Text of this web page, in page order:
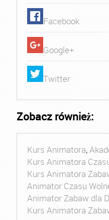
Facebook
Google+
Twitter
Zobacz również:
Kurs Animatora,
Kurs Animatora
Kurs Animatora
Animator Czasu
Animator Zabaw dla
Kurs Animatora